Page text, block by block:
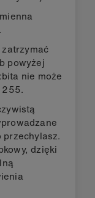
powyżej
nie może
255.
przechylasz.
dzięki